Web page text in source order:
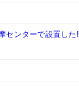
センターで設置した!